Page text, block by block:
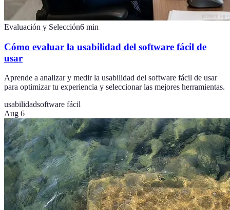
Evaluación y Selección6 min
Cómo evaluar la usabilidad del software fácil de
usar
Aprende a analizar y medir la usabilidad del software fácil de usar
para optimizar tu experiencia y seleccionar las mejores herramientas.
usabilidadsoftware fácil
Aug 6